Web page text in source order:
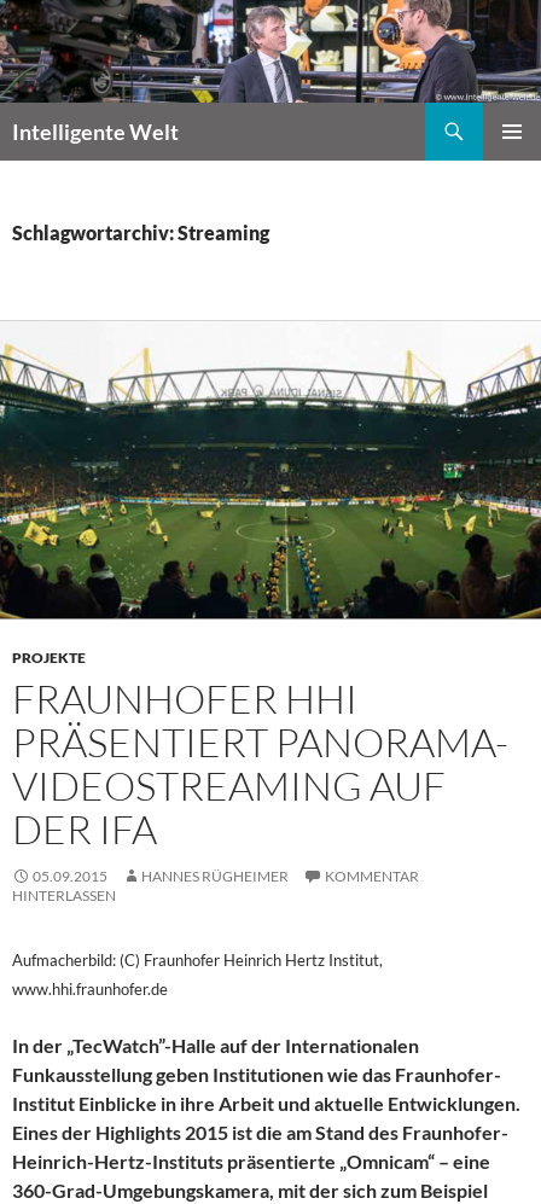
Zum
Inhalt
springen
Intelligente Welt
Schlagwortarchiv: Streaming
PROJEKTE
FRAUNHOFER HHI
PRÄSENTIERT PANORAMA-
VIDEOSTREAMING AUF
DER IFA
05.09.2015 HANNES RÜGHEIMER
KOMMENTAR
HINTERLASSEN
Aufmacherbild: (C) Fraunhofer Heinrich Hertz Institut,
www.hhi.fraunhofer.de
In der „TecWatch”-Halle auf der Internationalen
Funkausstellung geben Institutionen wie das Fraunhofer-
Institut Einblicke in ihre Arbeit und aktuelle Entwicklungen.
Eines der Highlights 2015 ist die am Stand des Fraunhofer-
Heinrich-Hertz-Instituts präsentierte „Omnicam“ – eine
360-Grad-Umgebungskamera, mit der sich zum Beispiel